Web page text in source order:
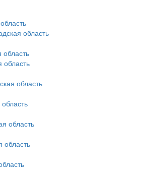
область
область
область
область
область
область